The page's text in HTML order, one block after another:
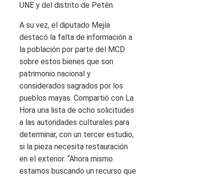
UNE y del distrito de Petén.
A su vez, el diputado Mejía
destacó la falta de información a
la población por parte del MCD
sobre estos bienes que son
patrimonio nacional y
considerados sagrados por los
pueblos mayas. Compartió con La
Hora una lista de ocho solicitudes
a las autoridades culturales para
determinar, con un tercer estudio,
si la pieza necesita restauración
en el exterior. “Ahora mismo
estamos buscando un recurso que